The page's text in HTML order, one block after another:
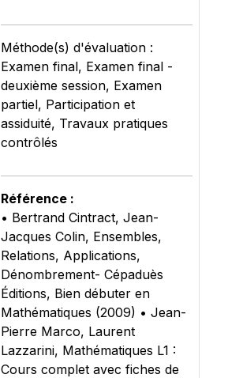
Méthode(s) d'évaluation :
Examen final, Examen final -
deuxième session, Examen
partiel, Participation et
assiduité, Travaux pratiques
contrôlés
Référence :
• Bertrand Cintract, Jean-
Jacques Colin, Ensembles,
Relations, Applications,
Dénombrement- Cépaduès
Éditions, Bien débuter en
Mathématiques (2009) • Jean-
Pierre Marco, Laurent
Lazzarini, Mathématiques L1 :
Cours complet avec fiches de